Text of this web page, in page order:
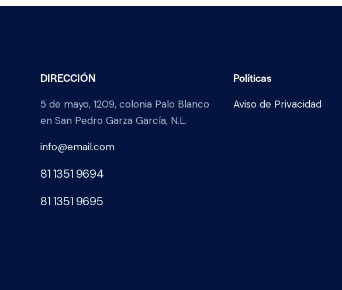
DIRECCIÓN
5 de mayo, 1209, colonia Palo Blanco
en San Pedro Garza García, N.L.
info@email.com
81 1351 9694
81 1351 9695
Políticas
Aviso de Privacidad